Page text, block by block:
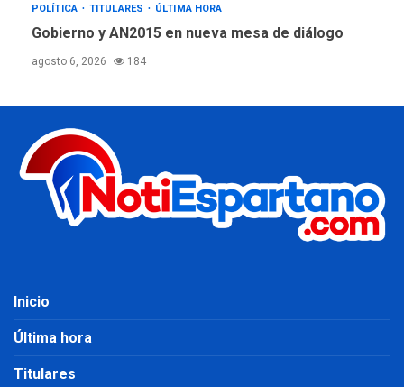
POLÍTICA TITULARES ÚLTIMA HORA
Gobierno y AN2015 en nueva mesa de diálogo
agosto 6, 2026 184
Inicio
Última hora
Titulares